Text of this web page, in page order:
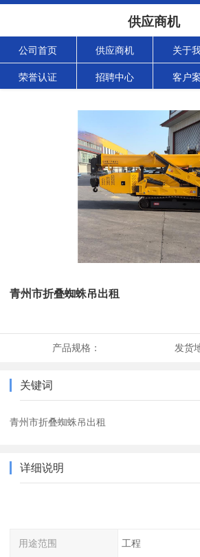
供应商机
公司首页 供应商机 关于
荣誉认证 招聘中心 客户
青州市折叠蜘蛛吊出租
产品规格： 发货
关键词
青州市折叠蜘蛛吊出租
详细说明
用途范围 工程